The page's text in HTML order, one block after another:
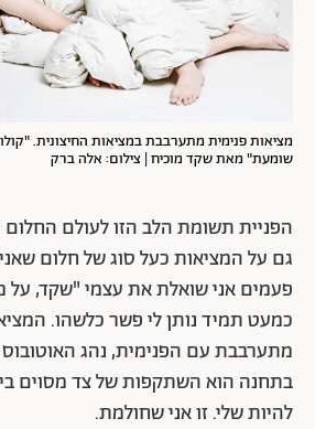
מציאות פנימית מתערבבת במציאות החיצונית.
שומעת" מאת שקד מוכיח | צילום: אלה ברק
הפניית תשומת הלב הזו לעולם
גם על המציאות כעל סוג של חלום
פעמים אני שואלת את עצמי "שקד, על
כמעט תמיד נותן לי פשר כלשהו.
מתערבבת עם הפנימית, נהג האוטובוס
בתחנה הוא השתקפות של צד מסוים
להיות שלי. זו אני שחולמת.